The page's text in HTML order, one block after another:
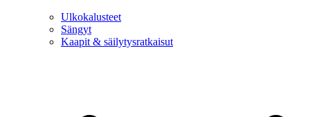
Ulkokalusteet
Sängyt
Kaapit & säilytysratkaisut